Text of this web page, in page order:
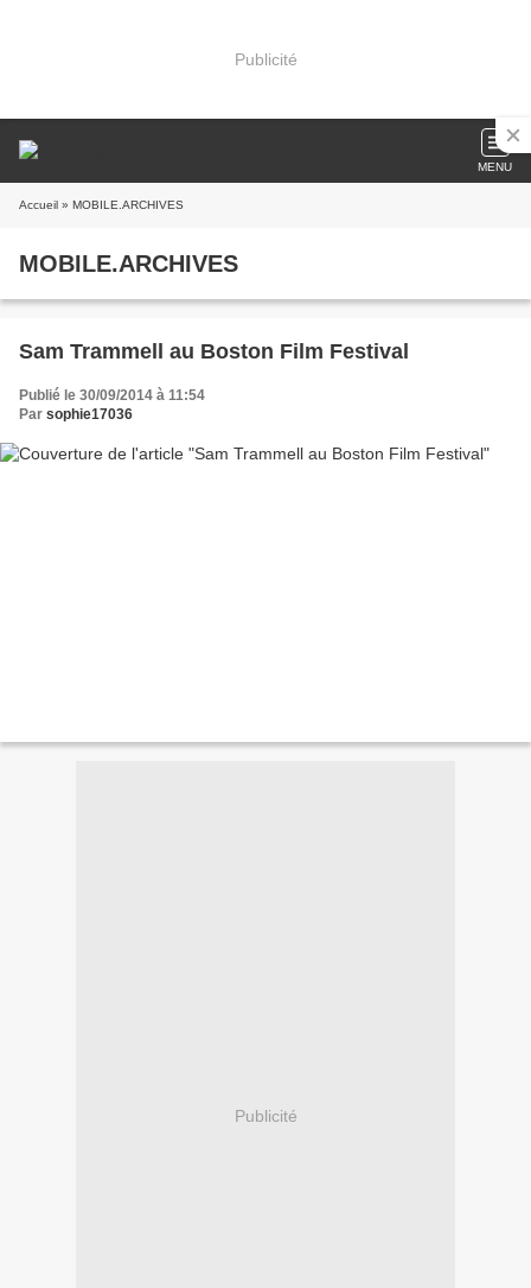
Publicité
MENU
Accueil » MOBILE.ARCHIVES
MOBILE.ARCHIVES
Sam Trammell au Boston Film Festival
Publié le 30/09/2014 à 11:54
Par sophie17036
Publicité